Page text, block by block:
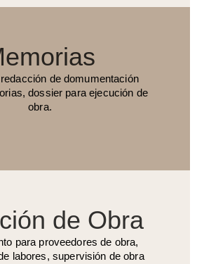
de domumentación
dossier para ejecución de
obra.
de Obra
para proveedores de obra,
labores, supervisión de obra